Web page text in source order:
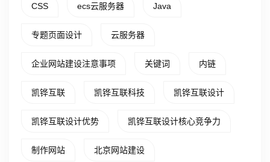
CSS ecs云服务器 Java
专题页面设计 云服务器
企业网站建设注意事项 关键词 内链
凯铧互联 凯铧互联科技 凯铧互联设计
凯铧互联设计优势 凯铧互联设计核心竞争力
制作网站 北京网站建设